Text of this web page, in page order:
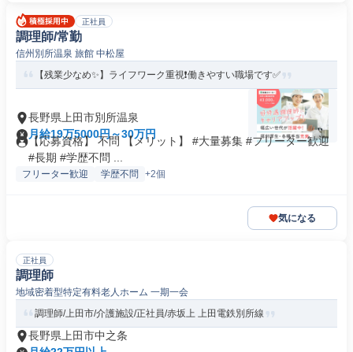
正社員
調理師/常勤
信州別所温泉 旅館 中松屋
【残業少なめ✨】ライフワーク重視❗️働きやすい職場です✅️
長野県上田市別所温泉
月給19万5000円～30万円
【応募資格】 不問 【メリット】 #大量募集 #フリーター歓迎
#長期 #学歴不問 ...
フリーター歓迎 学歴不問 +2個
気になる
正社員
調理師
地域密着型特定有料老人ホーム 一期一会
調理師/上田市/介護施設/正社員/赤坂上 上田電鉄別所線
長野県上田市中之条